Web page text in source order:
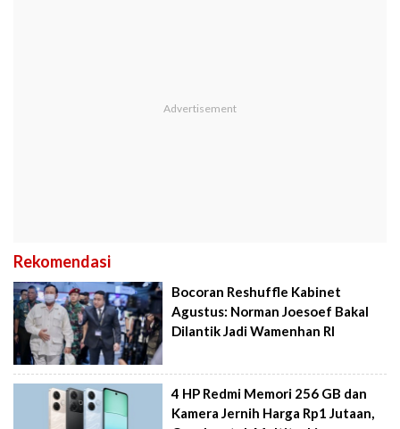
Rekomendasi
Bocoran Reshuffle Kabinet
Agustus: Norman Joesoef Bakal
Dilantik Jadi Wamenhan RI
4 HP Redmi Memori 256 GB dan
Kamera Jernih Harga Rp1 Jutaan,